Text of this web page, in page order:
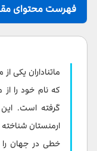
فهرست محتوای
معرفی
معماری موزه
بخش های مختلف
آثار ماتناداران
ماتناداران یکی
که نام خود را
گرفته است.
ارمنستان
خطی در جهان